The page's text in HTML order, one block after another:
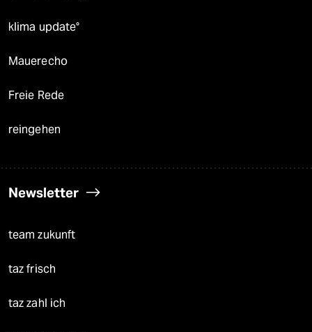
klima update°
Mauerecho
Freie Rede
reingehen
Newsletter
team zukunft
taz frisch
taz zahl ich